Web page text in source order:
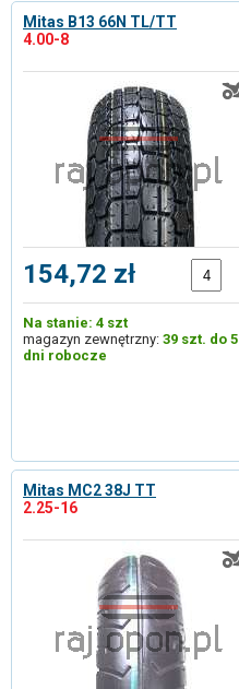
Mitas B13 66N TL/TT
4.00-8
154,72 zł
Na stanie: 4 szt
magazyn zewnętrzny: 39 szt. do 5
dni robocze
Mitas MC2 38J TT
2.25-16